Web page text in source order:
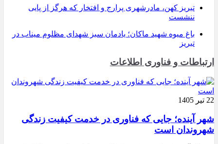
تبریز کهن، مادرشهری پرارج و افتخار که هرگز از پایی
ننشست
باغ میوه شهید ماکان؛ یادمان سبز شهدای مظلوم میناب در
تبریز
ارتباطات و فناوری اطلاعات
22 تیر 1405
شهر آینده؛ جایی که فناوری در خدمت کیفیت زندگی
شهروندان است